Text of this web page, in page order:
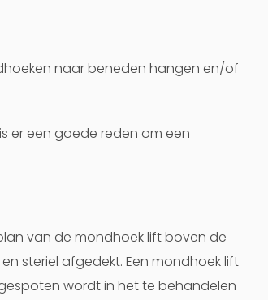
naar beneden hangen en/of
er een goede reden om een
van de mondhoek lift boven de
steriel afgedekt. Een mondhoek lift
wordt in het te behandelen